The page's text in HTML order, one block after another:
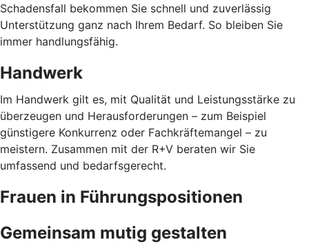
Schadensfall bekommen Sie schnell und zuverlässig
Unterstützung ganz nach Ihrem Bedarf. So bleiben Sie
immer handlungsfähig.
Handwerk
Im Handwerk gilt es, mit Qualität und Leistungsstärke zu
überzeugen und Herausforderungen – zum Beispiel
günstigere Konkurrenz oder Fachkräftemangel – zu
meistern. Zusammen mit der R+V beraten wir Sie
umfassend und bedarfsgerecht.
Frauen in Führungspositionen
Gemeinsam mutig gestalten